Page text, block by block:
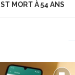
MORT À 54 ANS